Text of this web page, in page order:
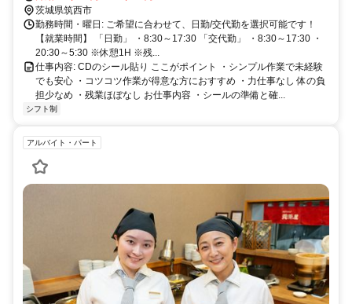
茨城県筑西市
勤務時間・曜日: ご希望に合わせて、日勤/交代勤を選択可能です！
【就業時間】 「日勤」 ・8:30～17:30 「交代勤」 ・8:30～17:30 ・
20:30～5:30 ※休憩1H ※残...
仕事内容: CDのシール貼り ここがポイント ・シンプル作業で未経験
でも安心 ・コツコツ作業が得意な方におすすめ ・力仕事なし 体の負
担少なめ ・残業ほぼなし お仕事内容 ・シールの準備と確...
シフト制
アルバイト・パート